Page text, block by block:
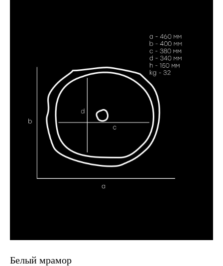
Белый мрамор